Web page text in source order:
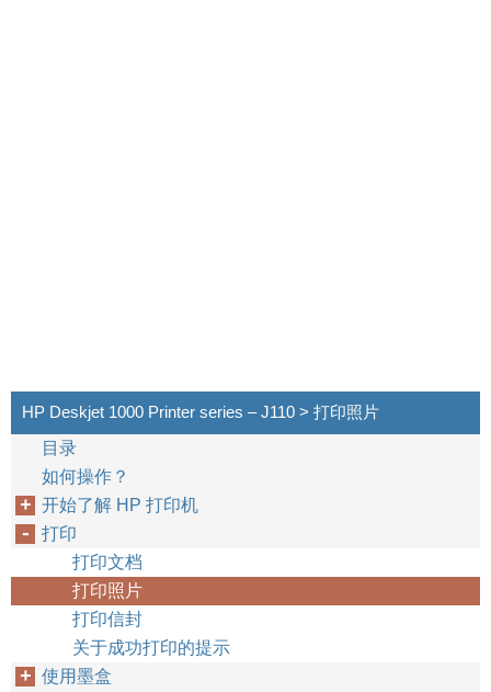
HP Deskjet 1000 Printer series – J110 > 打印照片
目录
如何操作？
开始了解 HP 打印机
打印
打印文档
打印照片
打印信封
关于成功打印的提示
使用墨盒